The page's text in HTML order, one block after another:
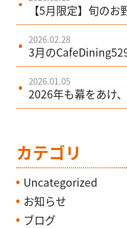
【5月限定】旬の
ト”が主役！旬を味
イーツも登場！
2026.02.28
3月の
チ・ときめくいち
ト」の3本柱
2026.01.05
2026年も幕をあけ
少しずつ日常モー
カテゴリ
Uncategorized
お知らせ
ブログ